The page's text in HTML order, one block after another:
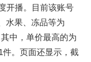
开播。目前该账号
水果、冻品等为
中，单价最高的为
件。页面还显示，截